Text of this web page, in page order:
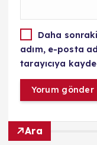
Daha
adım, e-posta
tarayıcıya
Ara